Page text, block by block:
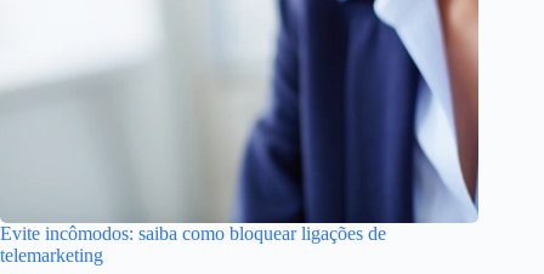
Evite incômodos: saiba como bloquear ligações de
telemarketing